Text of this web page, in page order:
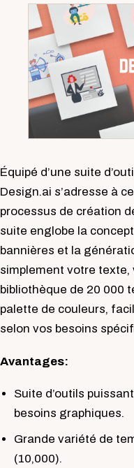
Équipé d’une suite
Design.ai s’adresse à
processus de création
suite englobe la
bannières et la
simplement votre texte,
bibliothèque de 20 000
palette de couleurs,
selon vos besoins
Avantages:
Suite d’outils
besoins graphiques.
Grande variété de
(10,000).